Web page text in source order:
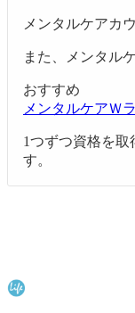
メンタルケアカ
また、メンタル
おすすめ
メンタルケアＷ
1つずつ資格を
す。